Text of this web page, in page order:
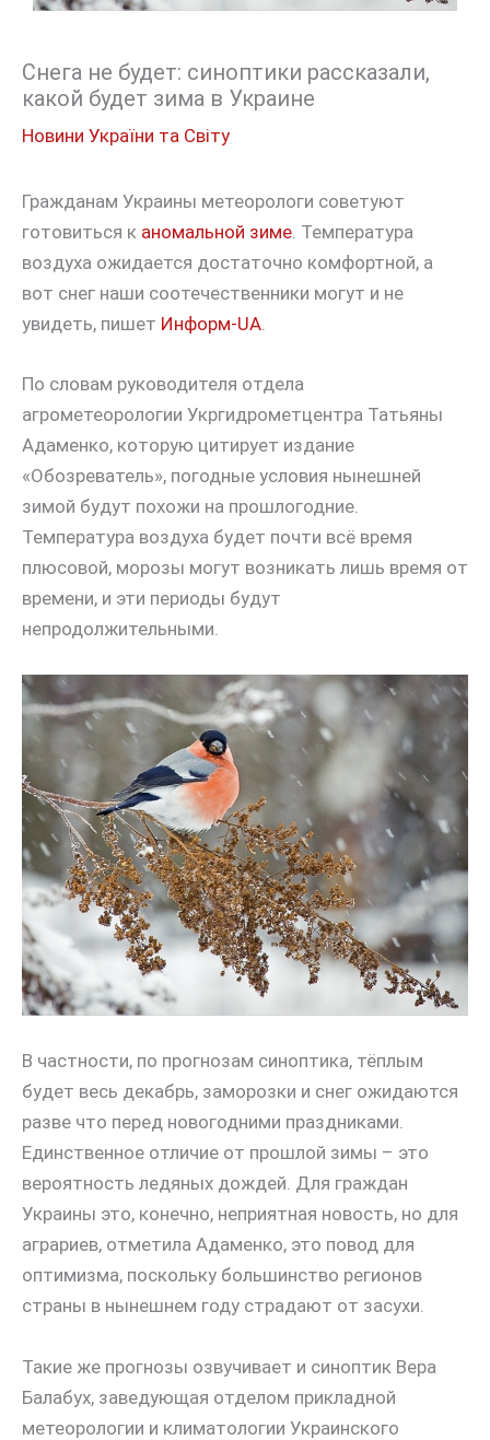
Снега не будет: синоптики рассказали,
какой будет зима в Украине
Новини України та Світу
Гражданам Украины метеорологи советуют
готовиться к аномальной зиме. Температура
воздуха ожидается достаточно комфортной, а
вот снег наши соотечественники могут и не
увидеть, пишет Информ-UA.
По словам руководителя отдела
агрометеорологии Укргидрометцентра Татьяны
Адаменко, которую цитирует издание
«Обозреватель», погодные условия нынешней
зимой будут похожи на прошлогодние.
Температура воздуха будет почти всё время
плюсовой, морозы могут возникать лишь время от
времени, и эти периоды будут
непродолжительными.
В частности, по прогнозам синоптика, тёплым
будет весь декабрь, заморозки и снег ожидаются
разве что перед новогодними праздниками.
Единственное отличие от прошлой зимы – это
вероятность ледяных дождей. Для граждан
Украины это, конечно, неприятная новость, но для
аграриев, отметила Адаменко, это повод для
оптимизма, поскольку большинство регионов
страны в нынешнем году страдают от засухи.
Такие же прогнозы озвучивает и синоптик Вера
Балабух, заведующая отделом прикладной
метеорологии и климатологии Украинского